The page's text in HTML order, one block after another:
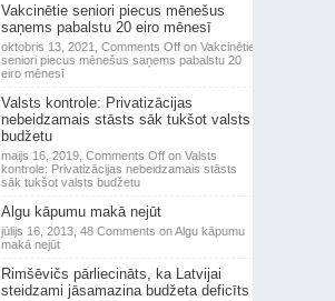
Vakcinētie seniori piecus mēnešus
saņems pabalstu 20 eiro mēnesī
oktobris 13, 2021, Comments Offon Vakcinētie
seniori piecus mēnešus saņems pabalstu 20
eiro mēnesī
Valsts kontrole: Privatizācijas
nebeidzamais stāsts sāk tukšot valsts
budžetu
maijs 16, 2019, Comments Offon Valsts
kontrole: Privatizācijas nebeidzamais stāsts
sāk tukšot valsts budžetu
Algu kāpumu makā nejūt
jūlijs 16, 2013, 48 Comments on Algu kāpumu
makā nejūt
Rimšēvičs pārliecināts, ka Latvijai
steidzami jāsamazina budžeta deficīts